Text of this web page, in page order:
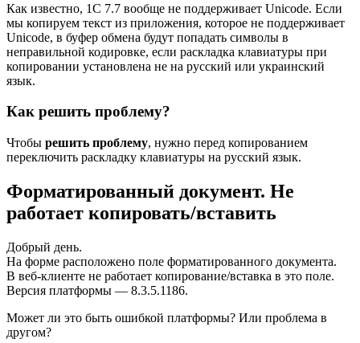
Как известно, 1С 7.7 вообще не поддерживает Unicode. Если
мы копируем текст из приложения, которое не поддерживает
Unicode, в буфер обмена будут попадать символы в
неправильной кодировке, если раскладка клавиатуры при
копировании установлена не на русский или украинский
язык.
Как решить проблему?
Чтобы решить проблему, нужно перед копированием
переключить раскладку клавиатуры на русский язык.
Форматированный документ. Не
работает копировать/вставить
Добрый день.
На форме расположено поле форматированного документа.
В веб-клиенте не работает копирование/вставка в это поле.
Версия платформы — 8.3.5.1186.
Может ли это быть ошибкой платформы? Или проблема в
другом?